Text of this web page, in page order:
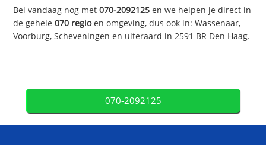
Bel vandaag nog met070-2092125 en we helpen je direct in
de gehele070 regioen omgeving, dus ook in: Wassenaar,
Voorburg, Scheveningen en uiteraard in 2591 BR Den Haag.
070-2092125